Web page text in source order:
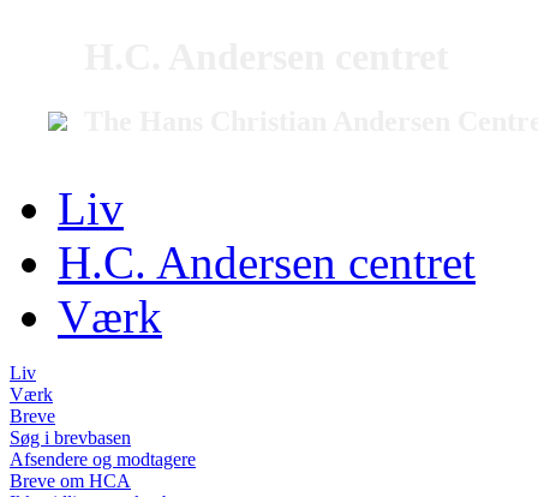
Liv
H.C. Andersen centret
Værk
Liv
Værk
Breve
Søg i brevbasen
Afsendere og modtagere
Breve om HCA